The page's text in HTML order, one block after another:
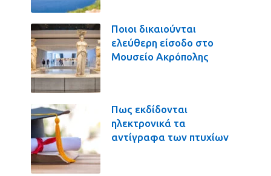
Ποιοι δικαιούνται
ελεύθερη είσοδο στο
Μουσείο Ακρόπολης
Πως εκδίδονται
ηλεκτρονικά τα
αντίγραφα των πτυχίων